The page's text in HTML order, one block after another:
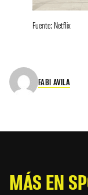
Fuente: Netflix
FABI AVILA
MÁS EN